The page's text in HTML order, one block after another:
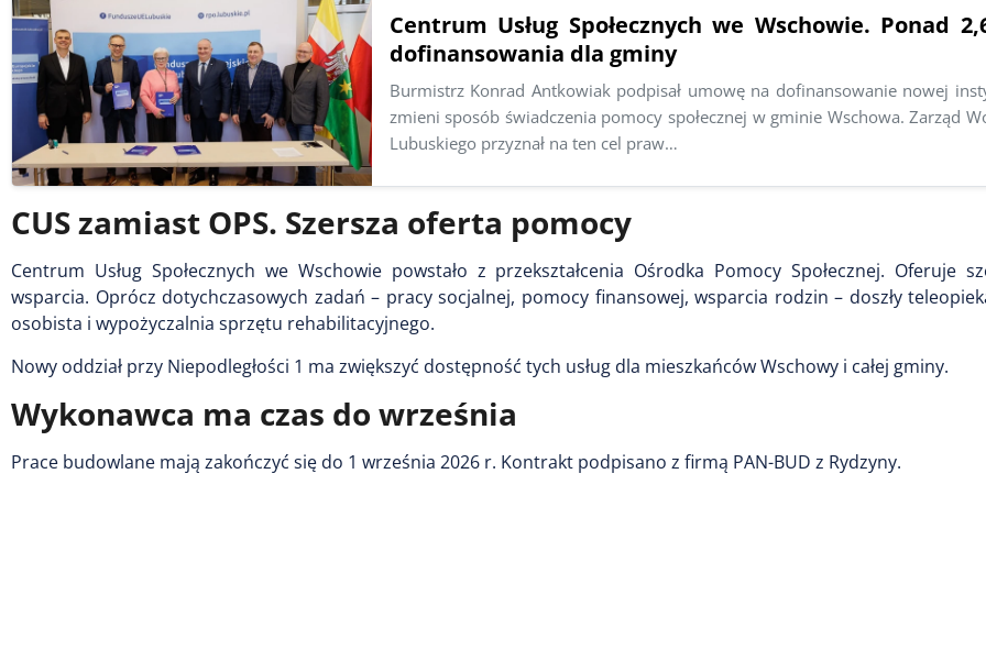
Centrum Usług Społecznych we Wschowie. Ponad
dofinansowania dla gminy
Burmistrz Konrad Antkowiak podpisał umowę na dofinansowanie nowej
zmieni sposób świadczenia pomocy społecznej w gminie Wschowa. Zarząd
Lubuskiego przyznał na ten cel praw…
CUS zamiast OPS. Szersza oferta pomocy
Centrum Usług Społecznych we Wschowie powstało z przekształcenia Ośrodka Pomocy Społecznej. Oferuje
wsparcia. Oprócz dotychczasowych zadań – pracy socjalnej, pomocy finansowej, wsparcia rodzin – doszły
osobista i wypożyczalnia sprzętu rehabilitacyjnego.
Nowy oddział przy Niepodległości 1 ma zwiększyć dostępność tych usług dla mieszkańców Wschowy i całej gminy.
Wykonawca ma czas do września
Prace budowlane mają zakończyć się do 1 września 2026 r. Kontrakt podpisano z firmą PAN-BUD z Rydzyny.